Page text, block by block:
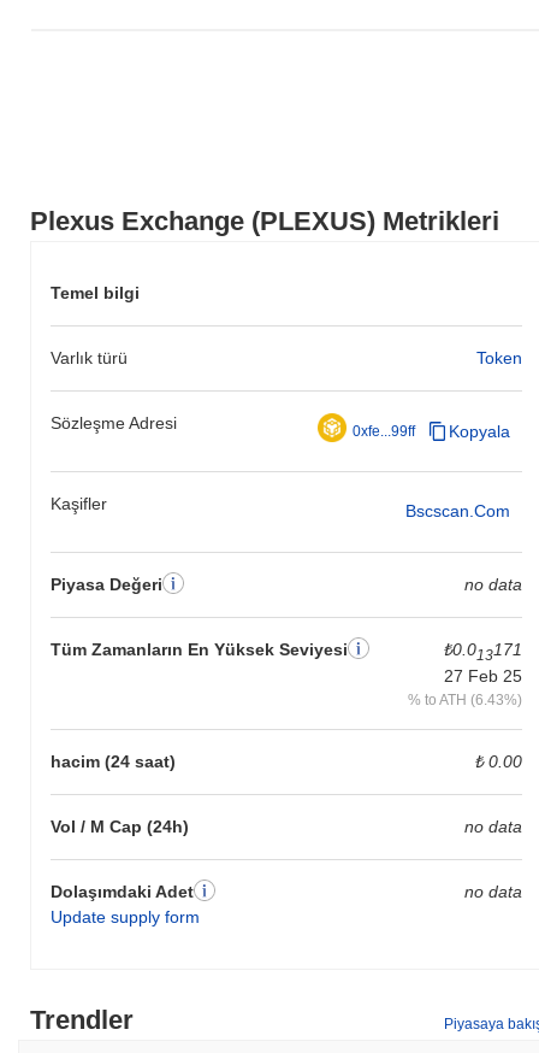
Plexus Exchange (PLEXUS) Metrikleri
Temel bilgi
Varlık türü Token
Sözleşme Adresi 0xfe...99ff Kopyala
Kaşifler Bscscan.com
Piyasa Değeri no data
Tüm Zamanların En Yüksek Seviyesi ₺0.013171
27 Feb 25
% to ATH (6.43%)
hacim (24 saat) ₺ 0.00
Vol / M Cap (24h) no data
Dolaşımdaki Adet
Update supply form
no data
Trendler Piyasaya